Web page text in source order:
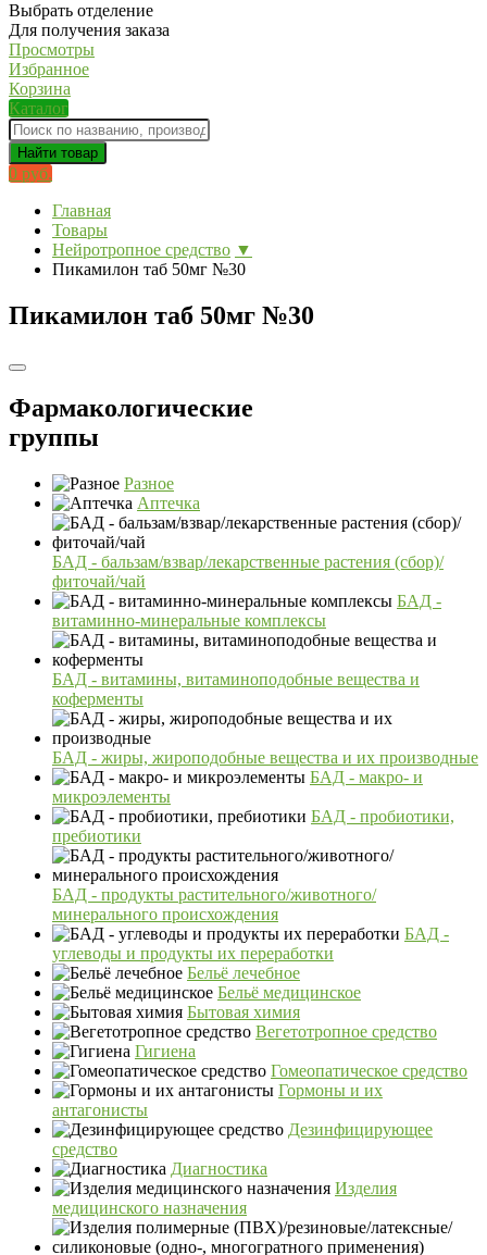
Выбрать отделение
Для получения заказа
Просмотры
Избранное
Корзина
Каталог
Найти товар
0 руб.
Главная
Товары
Нейротропное средство ▼
Пикамилон таб 50мг №30
Пикамилон таб 50мг №30
Фармакологические
группы
Разное
Аптечка
БАД - бальзам/взвар/лекарственные растения (сбор)/
фиточай/чай
БАД -
витаминно-минеральные комплексы
БАД - витамины, витаминоподобные вещества и
коферменты
БАД - жиры, жироподобные вещества и их производные
БАД - макро- и
микроэлементы
БАД - пробиотики,
пребиотики
БАД - продукты растительного/животного/
минерального происхождения
БАД -
углеводы и продукты их переработки
Бельё лечебное
Бельё медицинское
Бытовая химия
Вегетотропное средство
Гигиена
Гомеопатическое средство
Гормоны и их
антагонисты
Дезинфицирующее
средство
Диагностика
Изделия
медицинского назначения